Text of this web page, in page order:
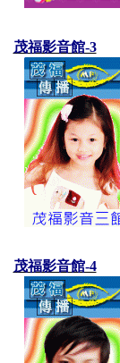
茂福影音館-3
茂福影音館-4